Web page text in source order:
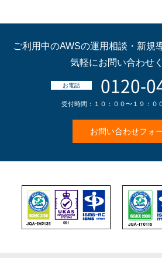
ご利用中のAWSの運用相談・新規
気軽にお問い合わせ
お電話 0120-
お問い合わせフォ
受付時間：１０：００〜１９：０